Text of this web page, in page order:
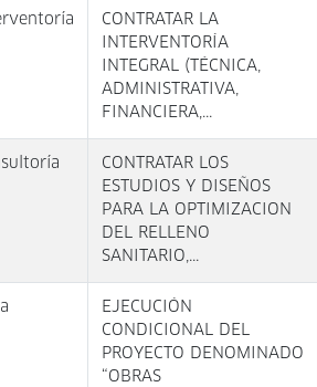
CONTRATAR LA
INTERVENTORÍA
INTEGRAL (TÉCNICA,
ADMINISTRATIVA,
FINANCIERA,...
CONTRATAR LOS
ESTUDIOS Y DISEÑOS
PARA LA OPTIMIZACION
DEL RELLENO
SANITARIO,...
EJECUCIÓN
CONDICIONAL DEL
PROYECTO DENOMINADO
“OBRAS